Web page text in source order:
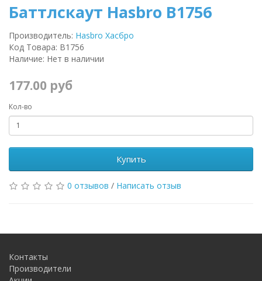
Баттлскаут Hasbro B1756
Производитель: Hasbro Хасбро
Код Товара: B1756
Наличие: Нет в наличии
177.00 руб
Кол-во
Купить
0 отзывов / Написать отзыв
Контакты
Производители